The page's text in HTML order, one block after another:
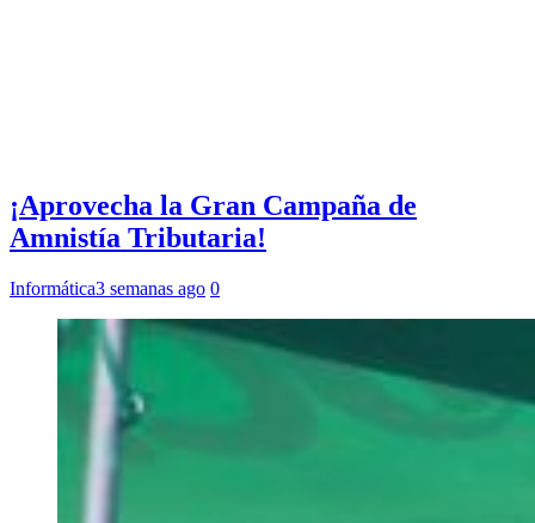
¡Aprovecha la Gran Campaña de
Amnistía Tributaria!
Informática3 semanas ago 0